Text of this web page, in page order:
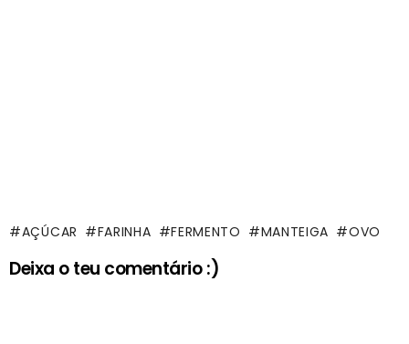
AÇÚCAR FARINHA FERMENTO MANTEIGA OVO
Deixa o teu comentário :)